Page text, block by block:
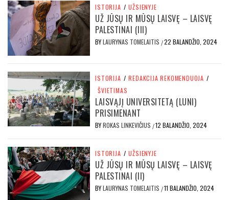
ISTORIJA / UŽSIENYJE
UŽ JŪSŲ IR MŪSŲ LAISVĘ – LAISVĘ
PALESTINAI (III)
BYLAURYNAS TOMELAITIS /22 BALANDŽIO, 2024
ISTORIJA / REDAKCIJA REKOMENDUOJA /
ŠVIETIMAS
LAISVĄJĮ UNIVERSITETĄ (LUNI)
PRISIMENANT
BYROKAS LINKEVIČIUS /12 BALANDŽIO, 2024
ISTORIJA / UŽSIENYJE
UŽ JŪSŲ IR MŪSŲ LAISVĘ – LAISVĘ
PALESTINAI (II)
BYLAURYNAS TOMELAITIS /11 BALANDŽIO, 2024